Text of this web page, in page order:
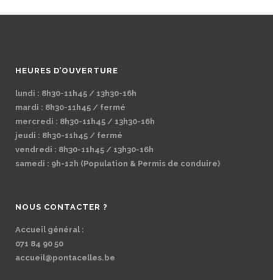
HEURES D’OUVERTURE
lundi : 8h30-11h45 / 13h30-16h
mardi : 8h30-11h45 / fermé
mercredi : 8h30-11h45 / 13h30-16h
jeudi : 8h30-11h45 / fermé
vendredi : 8h30-11h45 / 13h30-16h
samedi : 9h-12h (Population & Permis de conduire)
NOUS CONTACTER ?
Accueil général :
071 84 90 50
accueil@pontacelles.be